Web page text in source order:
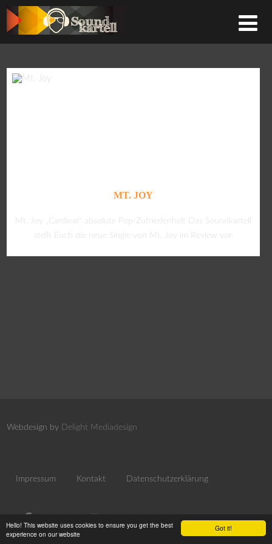
Got it!
Hello! This website uses cookies to ensure you get the best
experience on our website
MT. JOY
Mt. Joy „Cardinal“ absolute Pop-Zufriedenheit Das Soundkartell
stellt Euch die neue Single von Mt. Joy im Review vor.
Webdesign by Delight Mediadesign
Impressum Kontakt Datenschutzerklärung